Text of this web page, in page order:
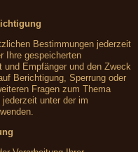
Bestimmungen jederzeit
Ihre gespeicherten
und Empfänger und den Zweck
Berichtigung, Sperrung oder
Fragen zum Thema
unter der im